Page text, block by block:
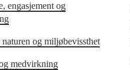
engasjement og
og miljøbevissthet
medvirkning